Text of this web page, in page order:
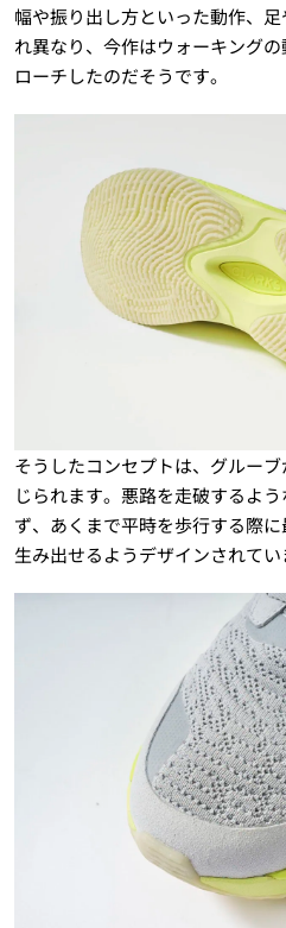
幅や振り出し方といった動作、
れ異なり、今作はウォーキング
ローチしたのだそうです。
そうしたコンセプトは、グルー
じられます。悪路を走破するよ
ず、あくまで平時を歩行する際
生み出せるようデザインされてい